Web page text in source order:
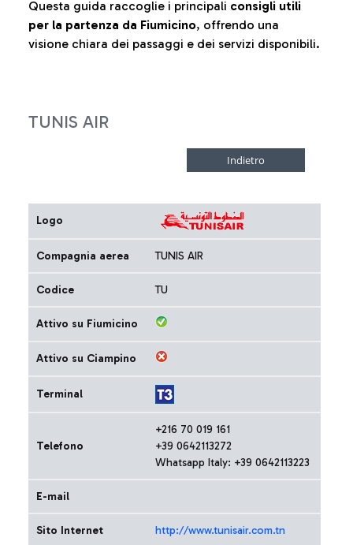
Questa guida raccoglie i principali consigli utili
per la partenza da Fiumicino, offrendo una
visione chiara dei passaggi e dei servizi disponibili.
TUNIS AIR
Logo
Compagnia aerea TUNIS AIR
Codice TU
Attivo su Fiumicino
Attivo su Ciampino
Terminal
Telefono
+216 70 019 161
+39 0642113272
Whatsapp Italy: +39 0642113223
E-mail
Sito Internet http://www.tunisair.com.tn